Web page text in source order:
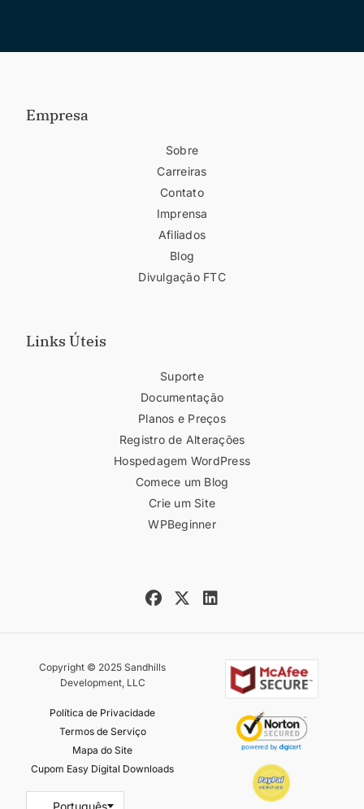
Empresa
Sobre
Carreiras
Contato
Imprensa
Afiliados
Blog
Divulgação FTC
Links Úteis
Suporte
Documentação
Planos e Preços
Registro de Alterações
Hospedagem WordPress
Comece um Blog
Crie um Site
WPBeginner
Copyright © 2025 Sandhills
Development, LLC
Política de Privacidade
Termos de Serviço
Mapa do Site
Cupom Easy Digital Downloads